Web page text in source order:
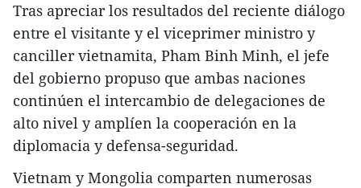
Tras apreciar los resultados del reciente diálogo
entre el visitante y el viceprimer ministro y
canciller vietnamita, Pham Binh Minh, el jefe
del gobierno propuso que ambas naciones
continúen el intercambio de delegaciones de
alto nivel y amplíen la cooperación en la
diplomacia y defensa-seguridad.
Vietnam y Mongolia comparten numerosas